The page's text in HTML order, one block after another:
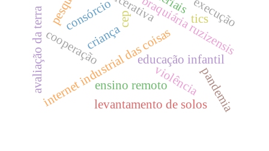
consórcio
criança
educação infantil
violência
braquiária ruzizensis
internet industrial das coisas
ensino remoto pandemia
tics
cooperação
avaliação da terra cep
levantamento de solos
execução